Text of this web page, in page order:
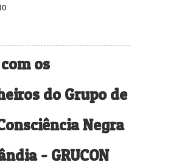
os
do Grupo de
Negra
- GRUCON